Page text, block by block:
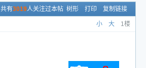
共有3019人关注过本帖 树形 打印 复制链接
小 大 1楼